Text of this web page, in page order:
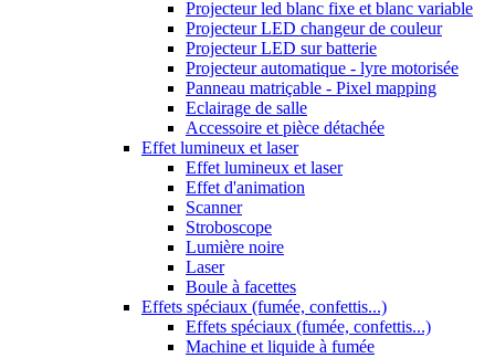
Projecteur led blanc fixe et blanc variable
Projecteur LED changeur de couleur
Projecteur LED sur batterie
Projecteur automatique - lyre motorisée
Panneau matriçable - Pixel mapping
Eclairage de salle
Accessoire et pièce détachée
Effet lumineux et laser
Effet lumineux et laser
Effet d'animation
Scanner
Stroboscope
Lumière noire
Laser
Boule à facettes
Effets spéciaux (fumée, confettis...)
Effets spéciaux (fumée, confettis...)
Machine et liquide à fumée